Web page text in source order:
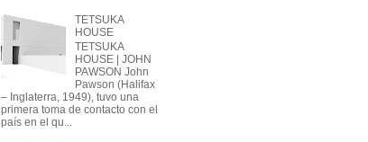
TETSUKA
HOUSE
TETSUKA
HOUSE | JOHN
PAWSON John
Pawson (Halifax
– Inglaterra, 1949), tuvo una
primera toma de contacto con el
país en el qu...